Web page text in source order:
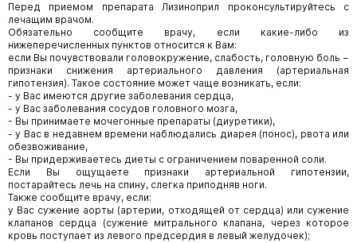
Перед приемом препарата Лизиноприл
проконсультируйтесь с
лечащим врачом.
Обязательно сообщите врачу, если какие-либо из
нижеперечисленных пунктов относится к Вам:
если Вы почувствовали головокружение, слабость, головную боль −
признаки снижения артериального давления (артериальная
гипотензия). Такое состояние может чаще возникать, если:
- у Вас имеются другие заболевания сердца,
- у Вас заболевания сосудов головного мозга,
- Вы принимаете мочегонные препараты (диуретики),
- у Вас в недавнем времени наблюдались диарея (понос), рвота или
обезвоживание,
- Вы придерживаетесь диеты с ограничением поваренной соли.
Если Вы ощущаете признаки артериальной гипотензии,
постарайтесь лечь на спину, слегка приподняв ноги.
Также сообщите врачу, если:
у Вас сужение аорты (артерии, отходящей от сердца) или сужение
клапанов сердца (сужение митрального клапана, через которое
кровь поступает из левого предсердия в левый желудочек);